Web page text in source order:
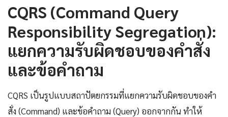
CQRS (Command Query
Responsibility Segregation):
แยกความรับผิดชอบของคำสั่ง
และข้อคำถาม
CQRS เป็นรูปแบบสถาปัตยกรรมที่แยกความรับผิดชอบของคำ
สั่ง (Command) และข้อคำถาม (Query) ออกจากกัน ทำให้